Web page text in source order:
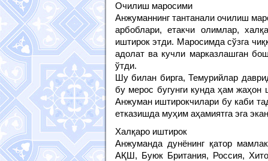
Очилиш маросими
Анжуманнинг тантанали очилиш
арбоблари, етакчи олимлар,
иштирок этди. Маросимда сўзга
адолат ва кучли марказлашган
ўтди.
Шу билан бирга, Темурийлар
бу мерос бугунги кунда ҳам жаҳон
Анжуман иштирокчилари бу каби
етказишда муҳим аҳамиятга эга
Халқаро иштирок
Анжуманда дунёнинг қатор
АҚШ, Буюк Британия, Россия,